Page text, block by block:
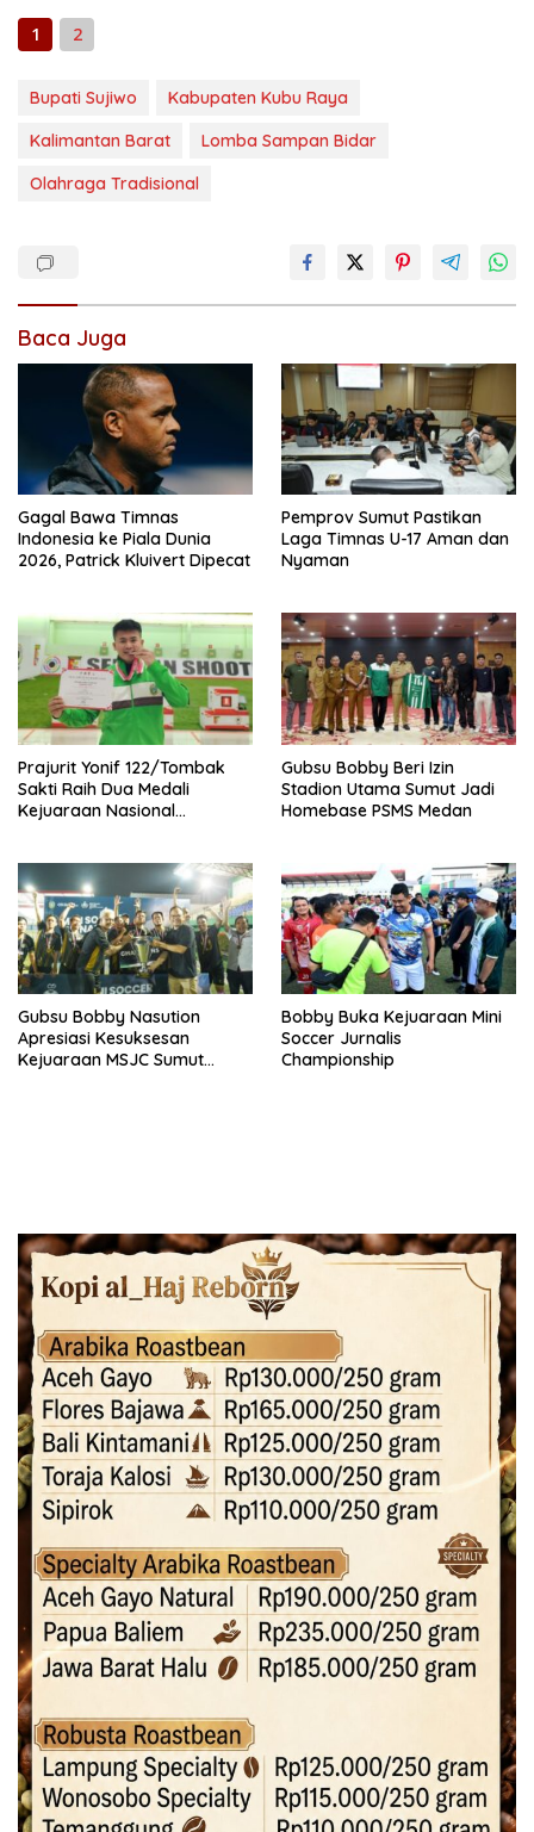
1
2
Bupati Sujiwo
Kabupaten Kubu Raya
Kalimantan Barat
Lomba Sampan Bidar
Olahraga Tradisional
Baca Juga
Gagal Bawa Timnas
Indonesia ke Piala Dunia
2026, Patrick Kluivert Dipecat
Pemprov Sumut Pastikan
Laga Timnas U-17 Aman dan
Nyaman
Prajurit Yonif 122/Tombak
Sakti Raih Dua Medali
Kejuaraan Nasional
Gubsu Bobby Beri Izin
Stadion Utama Sumut Jadi
Homebase PSMS Medan
Gubsu Bobby Nasution
Apresiasi Kesuksesan
Kejuaraan MSJC Sumut
Bobby Buka Kejuaraan Mini
Soccer Jurnalis
Championship